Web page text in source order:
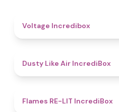
Voltage Incredibox
Dusty Like Air IncrediBox
Flames RE-LIT IncrediBox